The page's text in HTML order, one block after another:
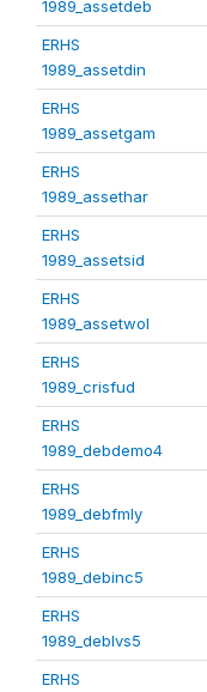
1989_assetdeb
ERHS
1989_assetdin
ERHS
1989_assetgam
ERHS
1989_assethar
ERHS
1989_assetsid
ERHS
1989_assetwol
ERHS
1989_crisfud
ERHS
1989_debdemo4
ERHS
1989_debfmly
ERHS
1989_debinc5
ERHS
1989_deblvs5
ERHS